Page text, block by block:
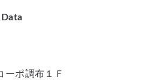
ポ調布１Ｆ